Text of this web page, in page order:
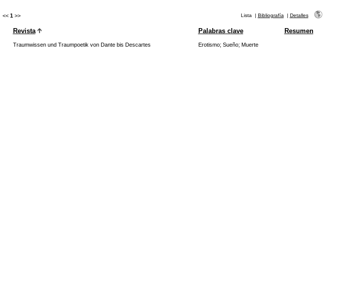
<< 1 >> Lista | Bibliografía | Detalles
Revista Palabras clave Resumen
Traumwissen und Traumpoetik von Dante bis Descartes Erotismo; Sueño; Muerte